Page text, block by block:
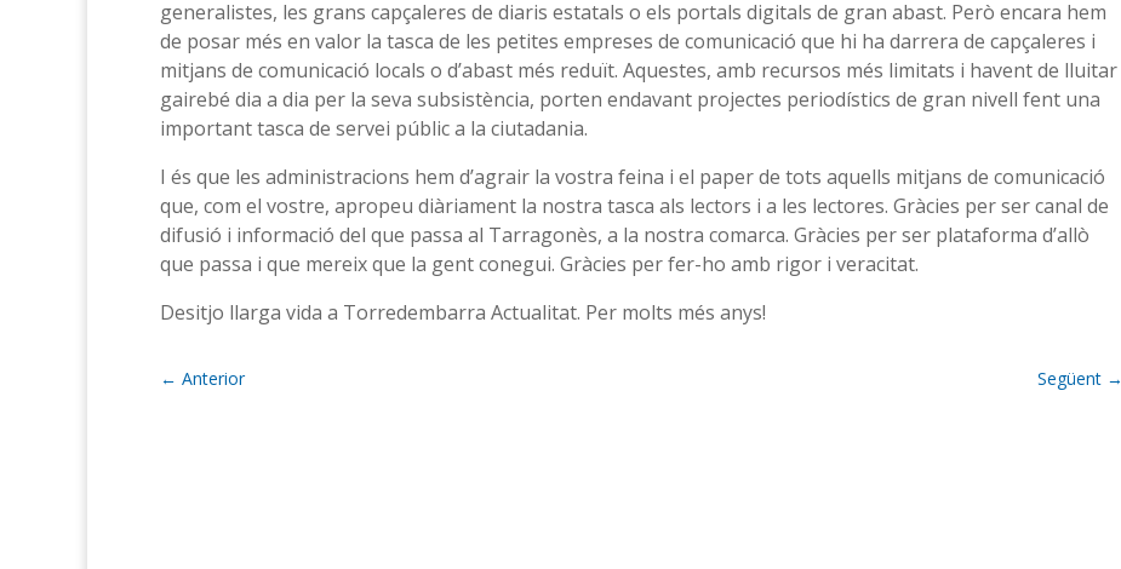
generalistes, les grans capçaleres de diaris estatals o els portals digitals de gran abast. Però encara hem
de posar més en valor la tasca de les petites empreses de comunicació que hi ha darrera de capçaleres i
mitjans de comunicació locals o d’abast més reduït. Aquestes, amb recursos més limitats i havent de lluitar
gairebé dia a dia per la seva subsistència, porten endavant projectes periodístics de gran nivell fent una
important tasca de servei públic a la ciutadania.
I és que les administracions hem d’agrair la vostra feina i el paper de tots aquells mitjans de comunicació
que, com el vostre, apropeu diàriament la nostra tasca als lectors i a les lectores. Gràcies per ser canal de
difusió i informació del que passa al Tarragonès, a la nostra comarca. Gràcies per ser plataforma d’allò
que passa i que mereix que la gent conegui. Gràcies per fer-ho amb rigor i veracitat.
Desitjo llarga vida a Torredembarra Actualitat. Per molts més anys!
← Anterior Següent →